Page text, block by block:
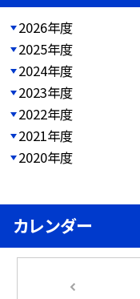
2026年度
2025年度
2024年度
2023年度
2022年度
2021年度
2020年度
カレンダー